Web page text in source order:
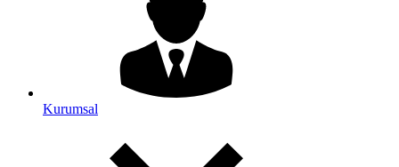
Kurumsal